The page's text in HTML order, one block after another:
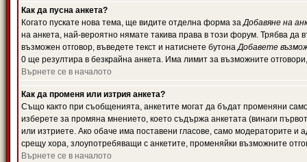
Как да пусна анкета?
Когато пускате нова тема, ще видите отделна форма заДобавяне на
на анкета, най-вероятно нямате такива права в този форум. Трябва да
възможен отговор, въведете текст и натиснете бутонаДобавете
0 ще резултира в безкрайна анкета. Има лимит за възможните
Върнете се в началото
Как да променя или изтрия анкета?
Също както при съобщенията, анкетите могат да бъдат променяни
изберете за промяна мнението, което съдържа анкетата (винаги
или изтриете. Ако обаче има поставени гласове, само модераторите и
срещу хора, злоупотребяващи с анкетите, променяйки възможните
Върнете се в началото